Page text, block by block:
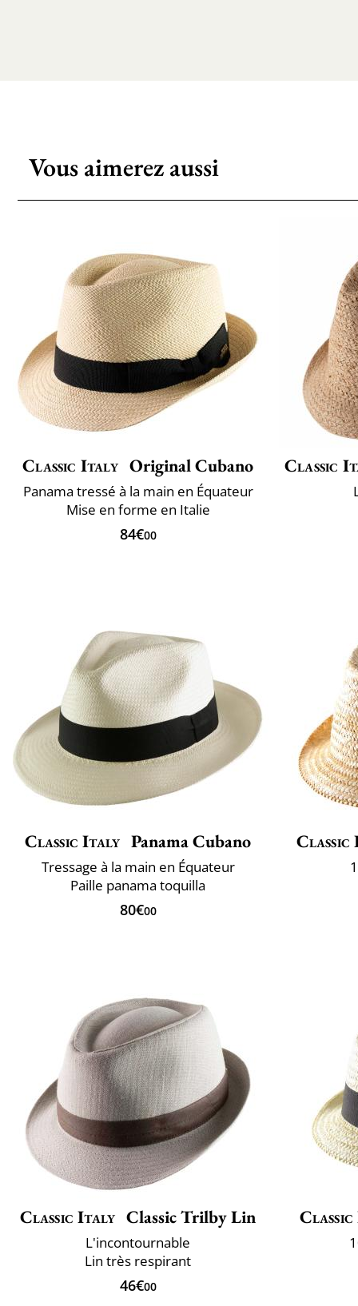
Vous aimerez aussi
Classic Italy Original Cubano
Panama tressé à la main en Équateur
Mise en forme en Italie
84€00
Classic
Classic Italy Panama Cubano
Tressage à la main en Équateur
Paille panama toquilla
80€00
Classic Italy Classic Trilby Lin
L'incontournable
Lin très respirant
46€00